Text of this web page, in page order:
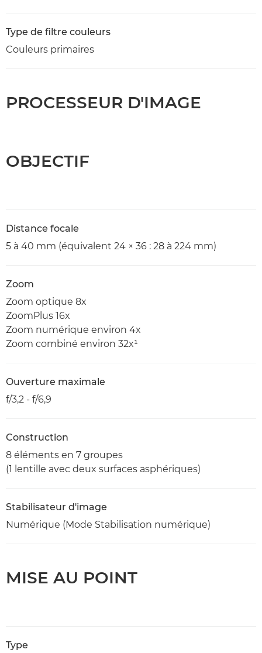
Type de filtre couleurs
Couleurs primaires
PROCESSEUR D'IMAGE
OBJECTIF
Distance focale
5 à 40 mm (équivalent 24 × 36 : 28 à 224 mm)
Zoom
Zoom optique 8x
ZoomPlus 16x
Zoom numérique environ 4x
Zoom combiné environ 32x¹
Ouverture maximale
f/3,2 - f/6,9
Construction
8 éléments en 7 groupes
(1 lentille avec deux surfaces asphériques)
Stabilisateur d'image
Numérique (Mode Stabilisation numérique)
MISE AU POINT
Type